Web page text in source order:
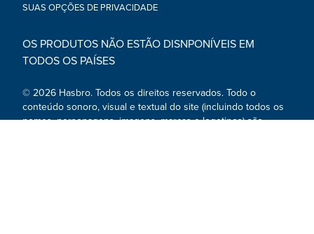
SUAS OPÇÕES DE PRIVACIDADE
OS PRODUTOS NÃO ESTÃO DISNPONÍVEIS EM
TODOS OS PAÍSES
© 2026 Hasbro. Todos os direitos reservados. Todo o
conteúdo sonoro, visual e textual do site (incluindo todos os
nomes, personagens, imagens, marcas e logotipos) são